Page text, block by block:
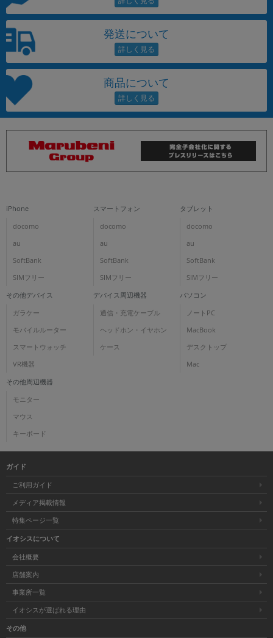
発送について
商品について
iPhone
docomo
au
SoftBank
SIMフリー
スマートフォン
docomo
au
SoftBank
SIMフリー
タブレット
docomo
au
SoftBank
SIMフリー
その他デバイス
ガラケー
モバイルルーター
スマートウォッチ
VR機器
デバイス周辺機器
通信・充電ケーブル
ヘッドホン・イヤホン
ケース
パソコン
ノートPC
MacBook
デスクトップ
Mac
その他周辺機器
モニター
マウス
キーボード
ガイド
ご利用ガイド
メディア掲載情報
特集ページ一覧
イオシスについて
会社概要
店舗案内
事業所一覧
イオシスが選ばれる理由
その他